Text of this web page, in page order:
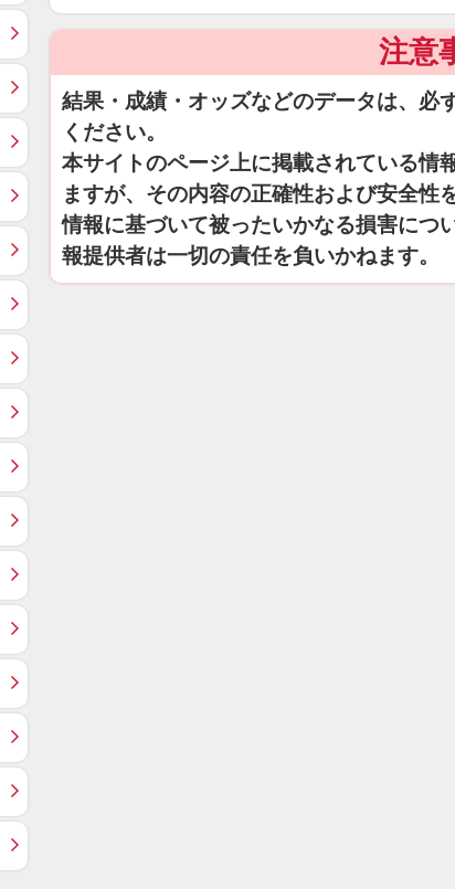
注意
結果・成績・オッズなどのデータは、必
ください。
本サイトのページ上に掲載されている情
ますが、その内容の正確性および安全性
情報に基づいて被ったいかなる損害につ
報提供者は一切の責任を負いかねます。